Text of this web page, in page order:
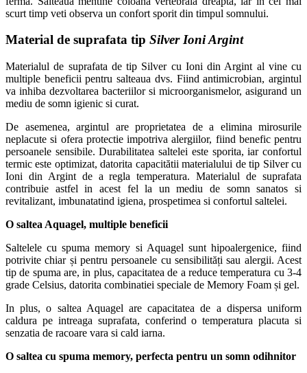
scurt timp veti observa un confort sporit din timpul somnului.
Material de suprafata tip Silver Ioni Argint
Materialul de suprafata de tip Silver cu Ioni din Argint al vine cu
multiple beneficii pentru salteaua dvs. Fiind antimicrobian, argintul
va inhiba dezvoltarea bacteriilor si microorganismelor, asigurand un
mediu de somn igienic si curat.
De asemenea, argintul are proprietatea de a elimina mirosurile
neplacute si ofera protectie impotriva alergiilor, fiind benefic pentru
persoanele sensibile. Durabilitatea saltelei este sporita, iar confortul
termic este optimizat, datorita capacitătii materialului de tip Silver cu
Ioni din Argint de a regla temperatura. Materialul de suprafata
contribuie astfel in acest fel la un mediu de somn sanatos si
revitalizant, imbunatatind igiena, prospetimea si confortul saltelei.
O saltea Aquagel, multiple beneficii
Saltelele cu spuma memory si Aquagel sunt hipoalergenice, fiind
potrivite chiar și pentru persoanele cu sensibilități sau alergii. Acest
tip de spuma are, in plus, capacitatea de a reduce temperatura cu 3-4
grade Celsius, datorita combinatiei speciale de Memory Foam și gel.
In plus, o saltea Aquagel are capacitatea de a dispersa uniform
caldura pe intreaga suprafata, conferind o temperatura placuta si
senzatia de racoare vara si cald iarna.
O saltea cu spuma memory, perfecta pentru un somn odihnitor